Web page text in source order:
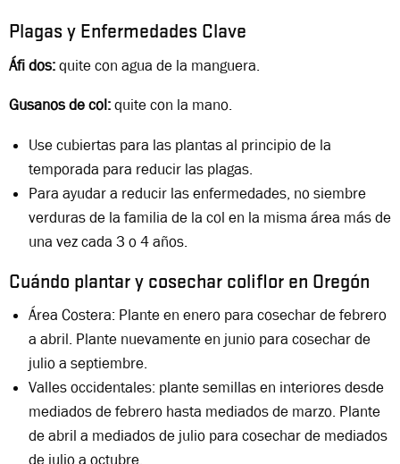
Plagas y Enfermedades Clave
Áfi dos:quite con agua de la manguera.
Gusanos de col:quite con la mano.
Use cubiertas para las plantas al principio de la
temporada para reducir las plagas.
Para ayudar a reducir las enfermedades, no siembre
verduras de la familia de la col en la misma área más de
una vez cada 3 o 4 años.
Cuándo plantar y cosechar coliflor en Oregón
Área Costera: Plante en enero para cosechar de febrero
a abril. Plante nuevamente en junio para cosechar de
julio a septiembre.
Valles occidentales: plante semillas en interiores desde
mediados de febrero hasta mediados de marzo. Plante
de abril a mediados de julio para cosechar de mediados